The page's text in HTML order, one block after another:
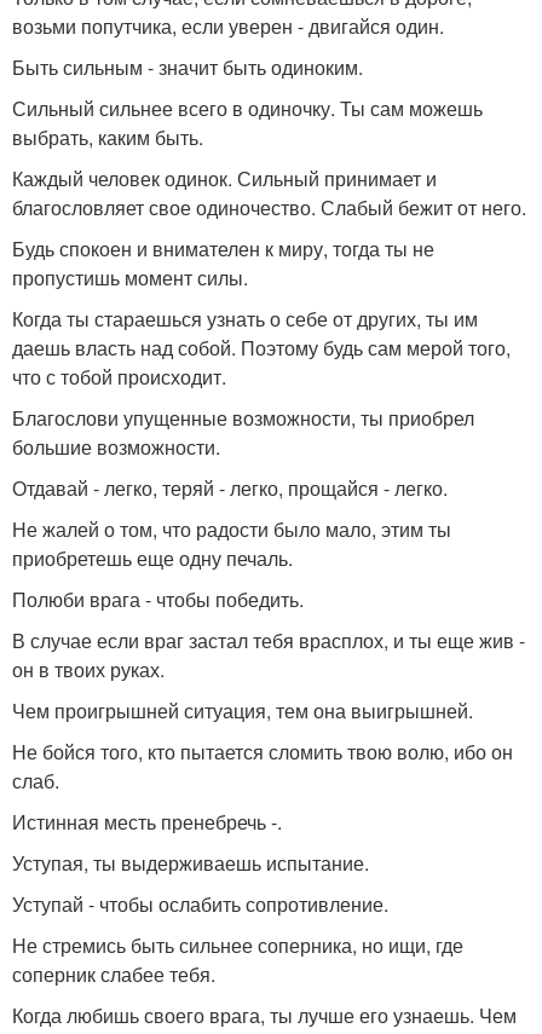
возьми попутчика, если уверен - двигайся один.
Быть сильным - значит быть одиноким.
Сильный сильнее всего в одиночку. Ты сам можешь
выбрать, каким быть.
Каждый человек одинок. Сильный принимает и
благословляет свое одиночество. Слабый бежит от него.
Будь спокоен и внимателен к миру, тогда ты не
пропустишь момент силы.
Когда ты стараешься узнать о себе от других, ты им
даешь власть над собой. Поэтому будь сам мерой того,
что с тобой происходит.
Благослови упущенные возможности, ты приобрел
большие возможности.
Отдавай - легко, теряй - легко, прощайся - легко.
Не жалей о том, что радости было мало, этим ты
приобретешь еще одну печаль.
Полюби врага - чтобы победить.
В случае если враг застал тебя врасплох, и ты еще жив -
он в твоих руках.
Чем проигрышней ситуация, тем она выигрышней.
Не бойся того, кто пытается сломить твою волю, ибо он
слаб.
Истинная месть пренебречь -.
Уступая, ты выдерживаешь испытание.
Уступай - чтобы ослабить сопротивление.
Не стремись быть сильнее соперника, но ищи, где
соперник слабее тебя.
Когда любишь своего врага, ты лучше его узнаешь. Чем